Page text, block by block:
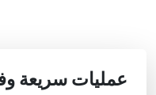
عمليات سريعة